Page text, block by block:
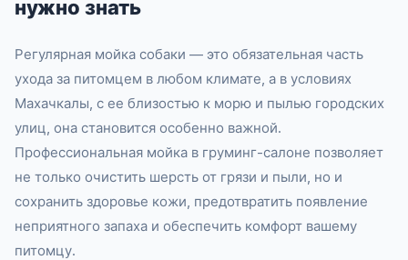
нужно знать
Регулярная мойка собаки — это обязательная часть
ухода за питомцем в любом климате, а в условиях
Махачкалы, с ее близостью к морю и пылью городских
улиц, она становится особенно важной.
Профессиональная мойка в груминг-салоне позволяет
не только очистить шерсть от грязи и пыли, но и
сохранить здоровье кожи, предотвратить появление
неприятного запаха и обеспечить комфорт вашему
питомцу.